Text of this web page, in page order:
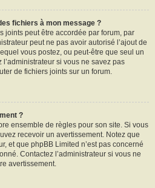
fichiers à mon message ?
joints peut être accordée par forum, par
peut ne pas avoir autorisé l’ajout de
vous postez, ou peut-être que seul un
si vous ne savez pas
de fichiers joints sur un forum.
?
ensemble de règles pour son site. Si vous
recevoir un avertissement. Notez que
et que phpBB Limited n’est pas concerné
Contactez l’administrateur si vous ne
avertissement.